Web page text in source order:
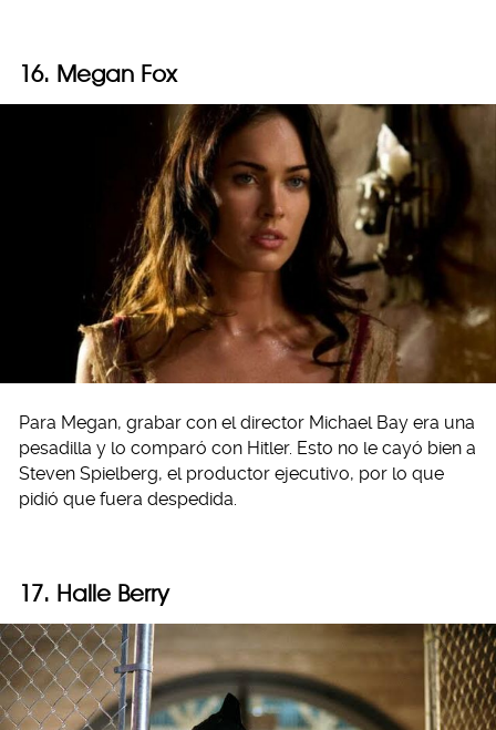
16. Megan Fox
Para Megan, grabar con el director Michael Bay era una
pesadilla y lo comparó con Hitler. Esto no le cayó bien a
Steven Spielberg, el productor ejecutivo, por lo que
pidió que fuera despedida.
17. Halle Berry